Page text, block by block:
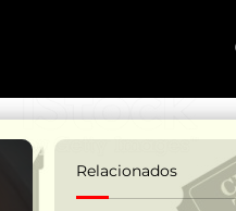
Relacionados